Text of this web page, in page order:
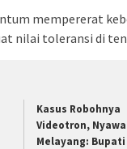
mempererat
nilai toleransi di
Kasus Robohnya
Videotron, Nyawa
Melayang: